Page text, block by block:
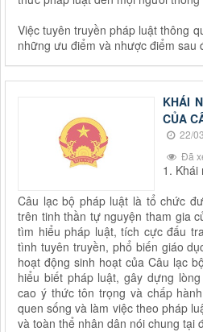
Việc tuyên truyền pháp luật thông
những ưu điểm và nhược điểm sau
KHÁI
CỦA
22/
Đã
1. Khái
Câu lạc bộ pháp luật là tổ chức
trên tinh thần tự nguyện tham gia
tìm hiểu pháp luật, tích cực đấu
tình tuyên truyền, phổ biến giáo
hoạt động sinh hoạt của Câu lạc
hiểu biết pháp luật, gây dựng
cao ý thức tôn trọng và chấp
quen sống và làm việc theo pháp
và toàn thể nhân dân nói chung tại